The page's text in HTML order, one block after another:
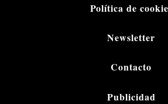
Política de
Newsletter
Contacto
Publicidad